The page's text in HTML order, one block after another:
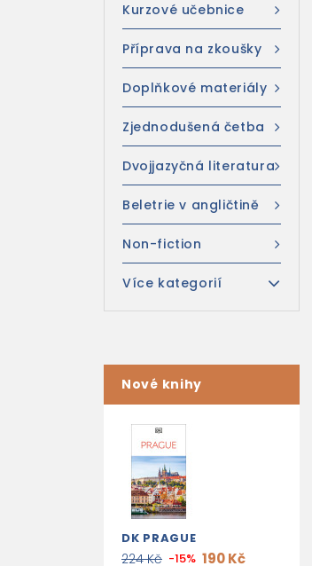
Kurzové učebnice
Příprava na zkoušky
Doplňkové materiály
Zjednodušená četba
Dvojjazyčná literatura
Beletrie v angličtině
Non-fiction
Více kategorií
Nové knihy
DK PRAGUE
224 Kč -15% 190 Kč